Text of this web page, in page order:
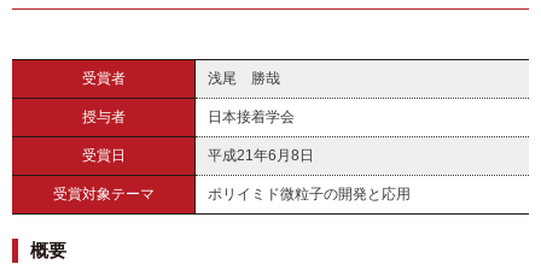
受賞者 浅尾 勝哉
授与者 日本接着学会
受賞日 平成21年6月8日
受賞対象テーマ ポリイミド微粒子の開発と応用
概要